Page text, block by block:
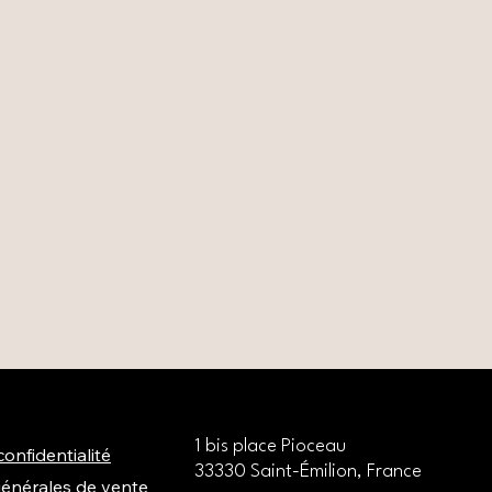
de vente
1 bis place Pioceau
33330 Saint-Émilion, France